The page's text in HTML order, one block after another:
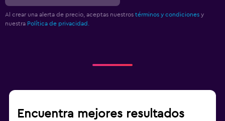
Al crear una alerta de precio, aceptas nuestros términos y condiciones y
nuestra Política de privacidad.
Encuentra mejores resultados